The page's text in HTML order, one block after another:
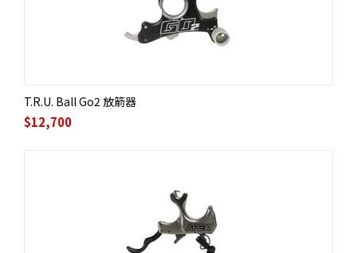
T.R.U. Ball Go2 放箭器
$12,700